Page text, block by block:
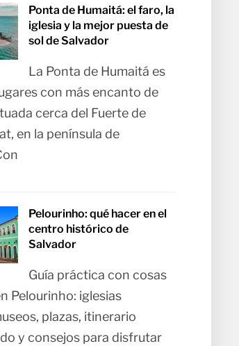
Ponta de Humaitá: el faro, la
iglesia y la mejor puesta de
sol de Salvador
La Ponta de Humaitá es
con más encanto de
cerca del Fuerte de
en la península de
Pelourinho: qué hacer en el
centro histórico de
Salvador
Guía práctica con cosas
Pelourinho: iglesias
plazas, itinerario
y consejos para disfrutar